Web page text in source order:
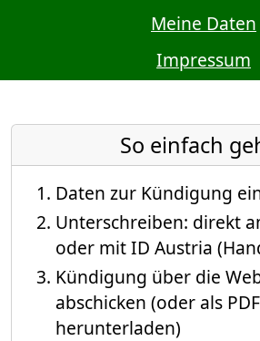
Meine Daten
Impressum
So einfach
Daten zur Kündigung
Unterschreiben: direkt
oder mit ID Austria
Kündigung über die
abschicken (oder als PDF
herunterladen)